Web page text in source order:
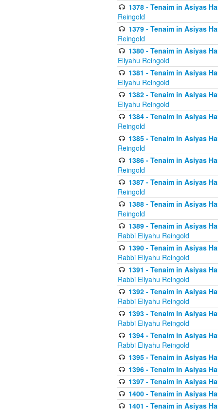
1378 - Tenaim in Asiyas
Reingold
1379 - Tenaim in Asiyas
Reingold
1380 - Tenaim in Asiyas
Eliyahu Reingold
1381 - Tenaim in Asiyas
Eliyahu Reingold
1382 - Tenaim in Asiyas
Eliyahu Reingold
1384 - Tenaim in Asiyas
Reingold
1385 - Tenaim in Asiyas
Reingold
1386 - Tenaim in Asiyas
Reingold
1387 - Tenaim in Asiyas
Reingold
1388 - Tenaim in Asiyas
Reingold
1389 - Tenaim in Asiyas
Rabbi Eliyahu Reingold
1390 - Tenaim in Asiyas
Rabbi Eliyahu Reingold
1391 - Tenaim in Asiyas
Rabbi Eliyahu Reingold
1392 - Tenaim in Asiyas
Rabbi Eliyahu Reingold
1393 - Tenaim in Asiyas
Rabbi Eliyahu Reingold
1394 - Tenaim in Asiyas
Rabbi Eliyahu Reingold
1395 - Tenaim in Asiyas
1396 - Tenaim in Asiyas
1397 - Tenaim in Asiyas
1400 - Tenaim in Asiyas
1401 - Tenaim in Asiyas